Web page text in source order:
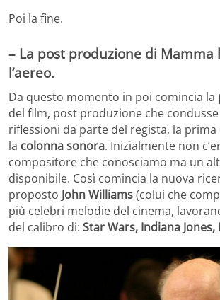
Poi la fine.
– La post produzione di Mamma
l’aereo.
Da questo momento in poi comincia la
del film, post produzione che
riflessioni da parte del regista, la
la colonna sonora. Inizialmente non
compositore che conosciamo ma un
disponibile. Così comincia la nuova
proposto John Williams(colui che
più celebri melodie del cinema,
del calibro di: Star Wars, Indiana Jones,